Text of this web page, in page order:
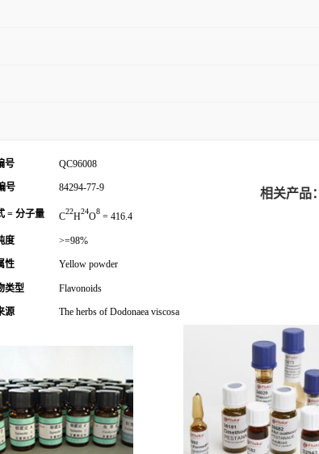
号 QC96008
号 84294-77-9
= 分子量 C22H24O8 = 416.4
度 >=98%
性 Yellow powder
类型 Flavonoids
源 The herbs of Dodonaea viscosa
相关产品：